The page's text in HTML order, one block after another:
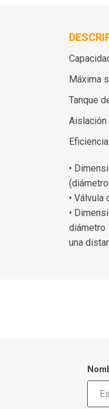
Máxima
Tanque
Aislación
•
•
•
diámetro
una